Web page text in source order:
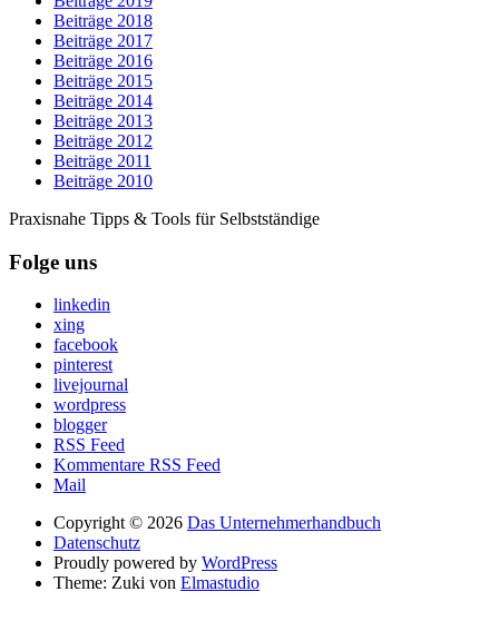
Beiträge 2018
Beiträge 2017
Beiträge 2016
Beiträge 2015
Beiträge 2014
Beiträge 2013
Beiträge 2012
Beiträge 2011
Beiträge 2010
Praxisnahe Tipps & Tools für Selbstständige
Folge uns
linkedin
xing
facebook
pinterest
livejournal
wordpress
blogger
RSS Feed
Kommentare RSS Feed
Mail
Copyright © 2026 Das Unternehmerhandbuch
Datenschutz
Proudly powered by WordPress
Theme: Zuki von Elmastudio